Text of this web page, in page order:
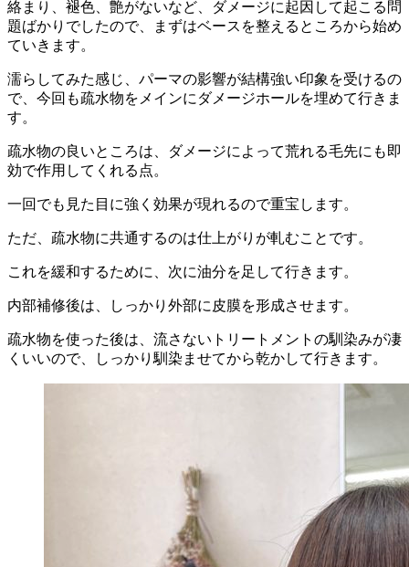
絡まり、褪色、艶がないなど、ダメージに起因して起こる問
題ばかりでしたので、まずはベースを整えるところから始め
ていきます。
濡らしてみた感じ、パーマの影響が結構強い印象を受けるの
で、今回も疏水物をメインにダメージホールを埋めて行きま
す。
疏水物の良いところは、ダメージによって荒れる毛先にも即
効で作用してくれる点。
一回でも見た目に強く効果が現れるので重宝します。
ただ、疏水物に共通するのは仕上がりが軋むことです。
これを緩和するために、次に油分を足して行きます。
内部補修後は、しっかり外部に皮膜を形成させます。
疏水物を使った後は、流さないトリートメントの馴染みが凄
くいいので、しっかり馴染ませてから乾かして行きます。